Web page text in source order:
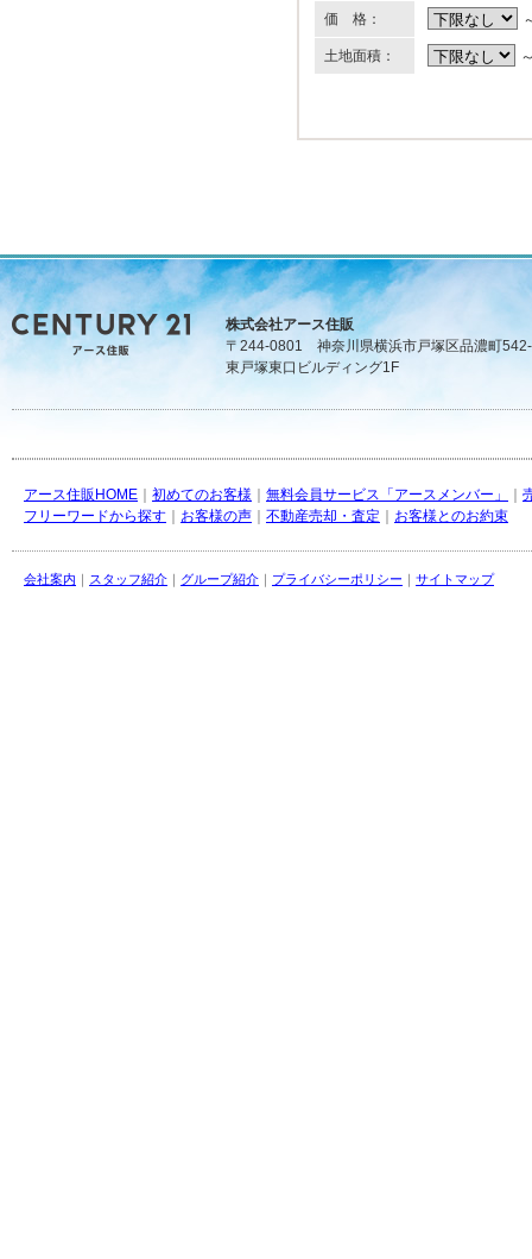
価 格：
土地面積：
株式会社アース住販
〒244-0801 神奈川県横浜市戸塚区品濃町
東戸塚東口ビルディング1F
アース住販HOME 初めてのお客様 無料会員サービス「アースメンバー」
フリーワードから探す
お客様の声 不動産売却・査定 お客様とのお約束
会社案内 ｜ スタッフ紹介 ｜ グループ紹介 ｜ プライバシーポリシー ｜ サイトマップ